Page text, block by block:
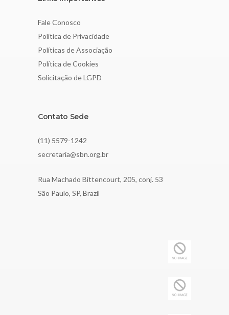
Fale Conosco
Política de Privacidade
Políticas de Associação
Política de Cookies
Solicitação de LGPD
Contato Sede
(11) 5579-1242
secretaria@sbn.org.br
Rua Machado Bittencourt, 205, conj. 53
São Paulo, SP, Brazil